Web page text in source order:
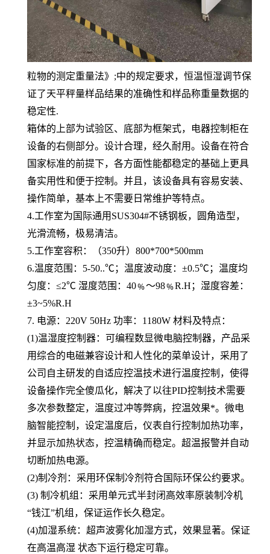
粒物的测定重量法》;中的规定要求，恒温恒湿调节保
证了天平秤量样品结果的准确性和样品称重量数据的
稳定性.
箱体的上部为试验区、底部为框架式，电器控制柜在
设备的右侧部分。设计合理，经久耐用。设备在符合
国家标准的前提下，各方面性能都稳定的基础上更具
备实用性和便于控制。并且，该设备具有容易安装、
操作简单，基本上不需要日常维护等特点。
4.工作室为国际通用SUS304#不锈钢板，圆角造型，
光滑流畅，极易清洁。
5.工作室容积：（350升）800*700*500mm
6.温度范围：5-50..℃；温度波动度：±0.5℃；温度均
匀度：≤2℃ 湿度范围：40﹪～98﹪R.H；湿度容差：
±3~5%R.H
7. 电源：220V 50Hz 功率：1180W 材料及特点：
(1)温湿度控制器：可编程数显微电脑控制器，产品采
用综合的电磁兼容设计和人性化的菜单设计，采用了
公司自主研发的自适应控温技术进行温度控制，使得
设备操作完全傻瓜化，解决了以往PID控制技术需要
多次参数整定，温度过冲等弊病，控温效果*。微电
脑智能控制，设定温度后，仪表自行控制加热功率，
并显示加热状态，控温精确而稳定。超温报警并自动
切断加热电源。
(2)制冷剂：采用环保制冷剂符合国际环保公约要求。
(3) 制冷机组：采用单元式半封闭高效率原装制冷机
“钱江”机组，保证运作长久稳定。
(4)加湿系统：超声波雾化加湿方式，效果显著。保证
在高温高湿 状态下运行稳定可靠。